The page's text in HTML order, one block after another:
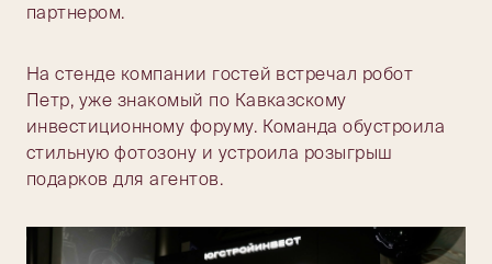
партнером.
На стенде компании гостей встречал робот
Петр, уже знакомый по Кавказскому
инвестиционному форуму. Команда обустроила
стильную фотозону и устроила розыгрыш
подарков для агентов.